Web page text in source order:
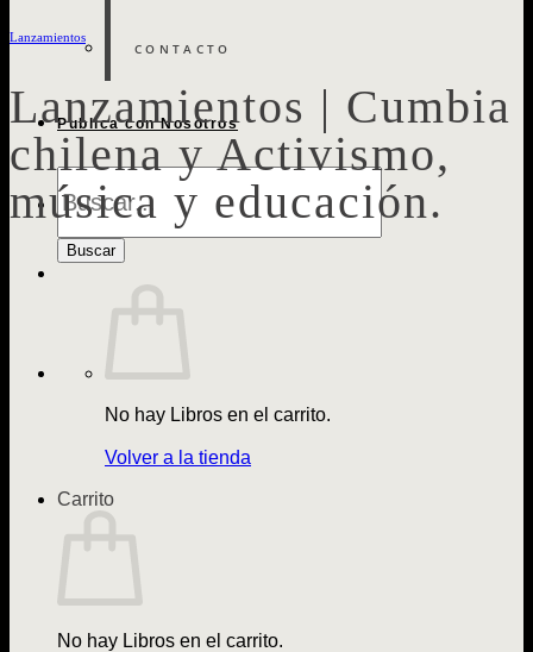
CONTACTO
Publica con Nosotros
Búsqueda
de
Libros
Buscar
No hay Libros en el carrito.
Volver a la tienda
Carrito
No hay Libros en el carrito.
Lanzamientos
Lanzamientos | Cumbia
chilena y Activismo,
música y educación.